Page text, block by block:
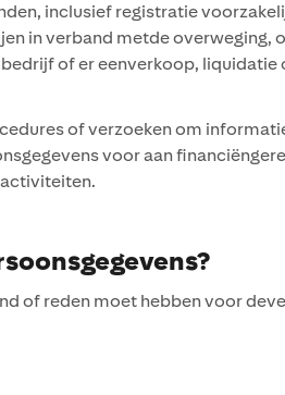
inclusief registratie
in verband metde overweging,
of er eenverkoop,
of verzoeken om
voor aan
of reden moet hebben voor